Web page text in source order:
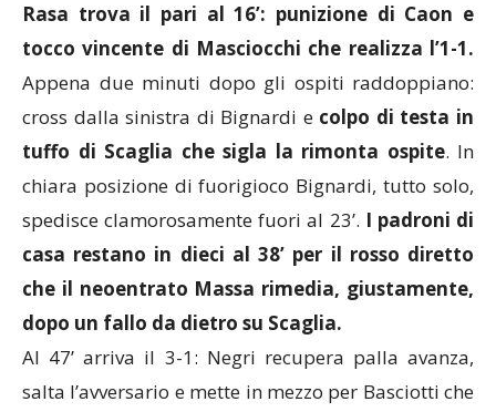
Rasa trova il pari al 16’: punizione di Caon e
tocco vincente di Masciocchi che realizza l’1-1.
Appena due minuti dopo gli ospiti raddoppiano:
cross dalla sinistra di Bignardi ecolpo di testa in
tuffo di Scaglia che sigla la rimonta ospite. In
chiara posizione di fuorigioco Bignardi, tutto solo,
spedisce clamorosamente fuori al 23’. I padroni di
casa restano in dieci al 38’ per il rosso diretto
che il neoentrato Massa rimedia, giustamente,
dopo un fallo da dietro su Scaglia.
Al 47’ arriva il 3-1: Negri recupera palla avanza,
salta l’avversario e mette in mezzo per Basciotti che